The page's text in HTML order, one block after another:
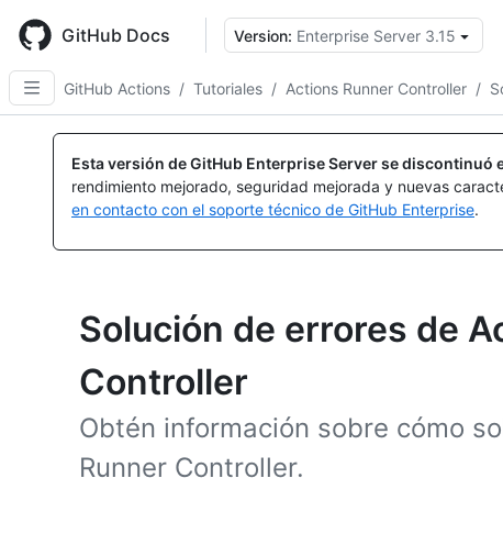
main
content
GitHub Docs Version: Enterprise Server 3.15
GitHub Actions / Tutoriales / Actions Runner Controller /
Esta versión de GitHub Enterprise Server se discontinuó
rendimiento mejorado, seguridad mejorada y nuevas
en contacto con el soporte técnico de GitHub Enterprise.
Solución de errores de
Controller
Obtén información sobre cómo
Runner Controller.